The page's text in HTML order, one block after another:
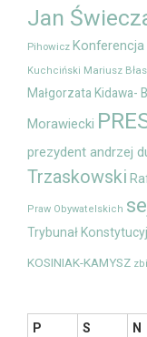
Jan
Pihowicz Konferencja
Kuchciński Mariusz
Małgorzata Kidawa-
Morawiecki
prezydent andrzej
Trzaskowski
Praw Obywatelskich
Trybunał
KOSINIAK-KAMYSZ
P
S N